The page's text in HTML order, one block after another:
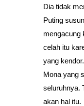
Dia tidak
Puting
mengacung
celah itu
yang
Mona yang
seluruhnya.
akan hal itu.